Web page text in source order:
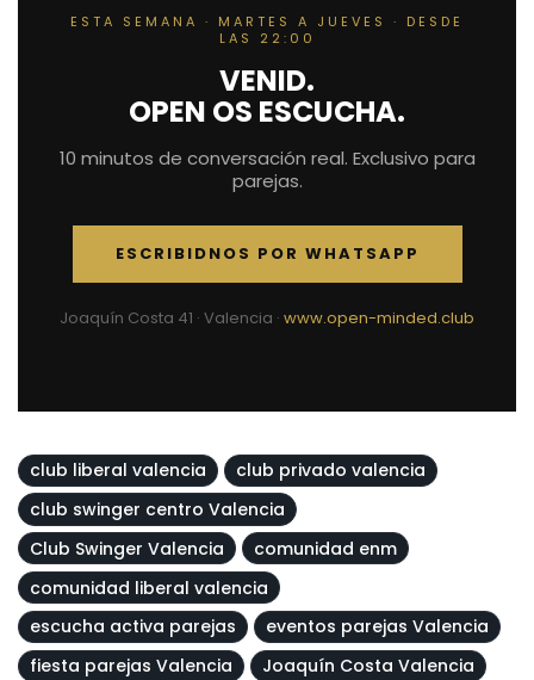
ESTA SEMANA · MARTES A JUEVES · DESDE
LAS 22:00
VENID.
OPEN OS ESCUCHA.
10 minutos de conversación real. Exclusivo para
parejas.
ESCRIBIDNOS POR WHATSAPP
Joaquín Costa 41 · Valencia · www.open-minded.club
club liberal valencia
club privado valencia
club swinger centro Valencia
Club Swinger Valencia
comunidad enm
comunidad liberal valencia
escucha activa parejas
eventos parejas Valencia
fiesta parejas Valencia
Joaquín Costa Valencia